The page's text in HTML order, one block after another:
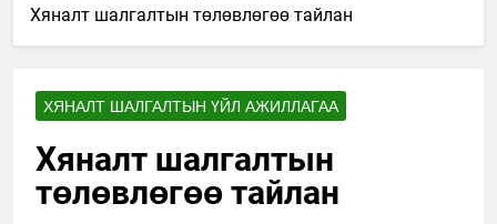
Хяналт шалгалтын төлөвлөгөө тайлан
ХЯНАЛТ ШАЛГАЛТЫН ҮЙЛ АЖИЛЛАГАА
Хяналт шалгалтын
төлөвлөгөө тайлан